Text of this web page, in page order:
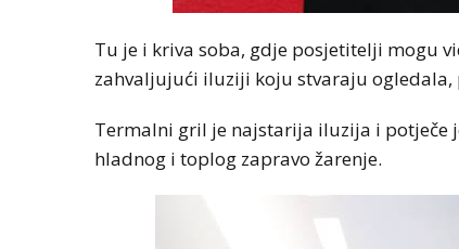
Tu je i kriva soba, gdje posjetitelji mogu
zahvaljujući iluziji koju stvaraju ogledala,
Termalni gril je najstarija iluzija i potječe
hladnog i toplog zapravo žarenje.